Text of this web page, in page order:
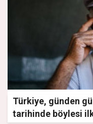
Türkiye, günden
tarihinde böylesi